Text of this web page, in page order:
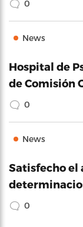
0
News
Hospital de
de Comisión
0
News
Satisfecho el
0